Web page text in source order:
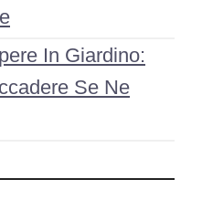
In Giardino:
Se Ne